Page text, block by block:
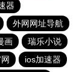
器
外网网址导航
画
瑞乐小说
ios加速器